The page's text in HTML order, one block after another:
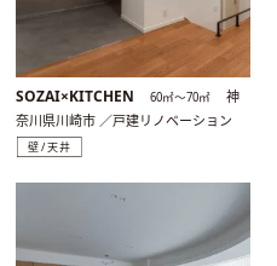
SOZAI×KITCHEN 60㎡〜70㎡
神
奈川県川崎市 ／戸建リノベーション
壁 / 天井